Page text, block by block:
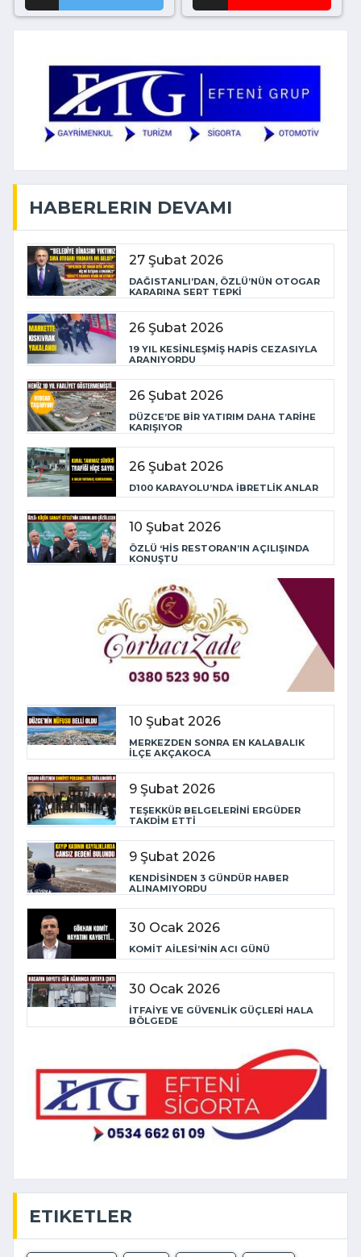
HABERLERIN DEVAMI
27 Şubat 2026
DAĞISTANLI’DAN, ÖZLÜ’NÜN OTOGAR
KARARINA SERT TEPKİ
26 Şubat 2026
19 YIL KESİNLEŞMİŞ HAPİS CEZASIYLA
ARANIYORDU
26 Şubat 2026
DÜZCE’DE BİR YATIRIM DAHA TARİHE
KARIŞIYOR
26 Şubat 2026
D100 KARAYOLU’NDA İBRETLİK ANLAR
10 Şubat 2026
ÖZLÜ ‘HİS RESTORAN’IN AÇILIŞINDA
KONUŞTU
10 Şubat 2026
MERKEZDEN SONRA EN KALABALIK
İLÇE AKÇAKOCA
9 Şubat 2026
TEŞEKKÜR BELGELERİNİ ERGÜDER
TAKDİM ETTİ
9 Şubat 2026
KENDİSİNDEN 3 GÜNDÜR HABER
ALINAMIYORDU
30 Ocak 2026
KOMİT AİLESİ’NİN ACI GÜNÜ
30 Ocak 2026
İTFAİYE VE GÜVENLİK GÜÇLERİ HALA
BÖLGEDE
ETIKETLER